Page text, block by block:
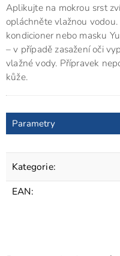
Aplikujte na mokrou srst
opláchněte vlažnou
kondicioner nebo masku
– v případě zasažení oči
vlažné vody. Přípravek
kůže.
Parametry
Kategorie:
EAN: